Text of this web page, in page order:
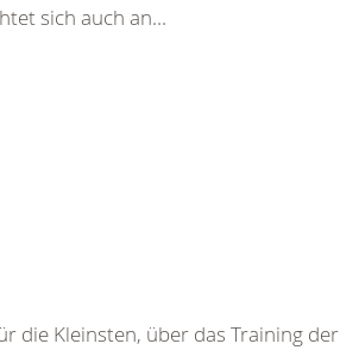
sich auch an...
die Kleinsten, über das Training der